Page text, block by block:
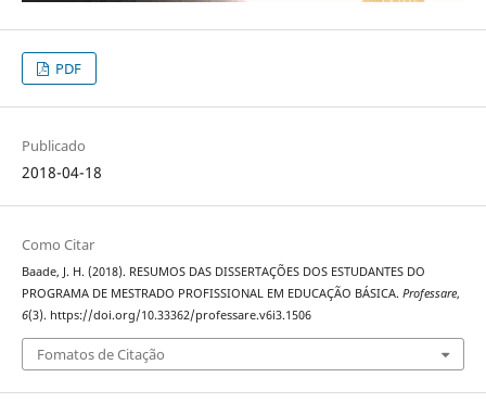
PDF
Publicado
2018-04-18
Como Citar
Baade, J. H. (2018). RESUMOS DAS DISSERTAÇÕES DOS ESTUDANTES DO
PROGRAMA DE MESTRADO PROFISSIONAL EM EDUCAÇÃO BÁSICA. Professare,
6(3). https://doi.org/10.33362/professare.v6i3.1506
Fomatos de Citação